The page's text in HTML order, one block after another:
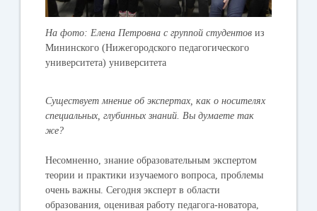
На фото: Елена Петровна с группой студентовиз
Мининского (Нижегородского педагогического
университета) университета
Существует мнение об экспертах, как о носителях
специальных, глубинных знаний. Вы думаете так
же?
Несомненно, знание образовательным экспертом
теории и практики изучаемого вопроса, проблемы
очень важны. Сегодня эксперт в области
образования, оценивая работу педагога-новатора,